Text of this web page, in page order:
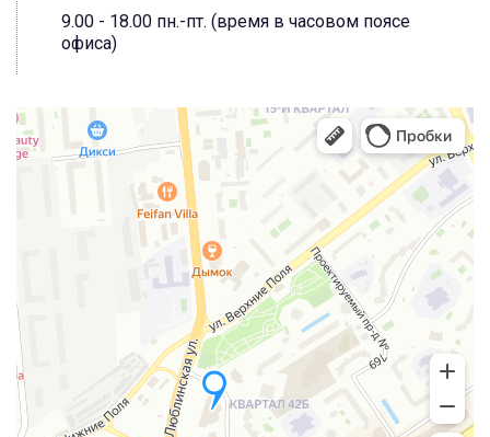
9.00 - 18.00 пн.-пт. (время в часовом поясе
офиса)